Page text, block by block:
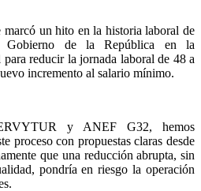
un hito en la historia laboral de
Gobierno de la República en la
reducir la jornada laboral de 48 a
incremento al salario mínimo.
y ANEF G32, hemos
proceso con propuestas claras desde
que una reducción abrupta, sin
pondría en riesgo la operación